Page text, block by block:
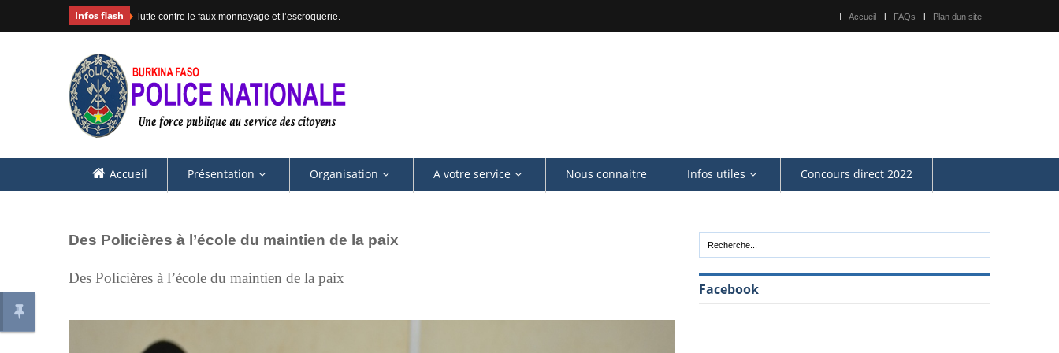
Infos flash #COMMUNIQUE Accueil FAQs Plan dun site
Accueil Présentation Organisation A votre service Nous connaitre Infos utiles Concours direct 2022
Des Policières à l’école du maintien de la paix
Des Policières à l’école du maintien de la paix
Facebook